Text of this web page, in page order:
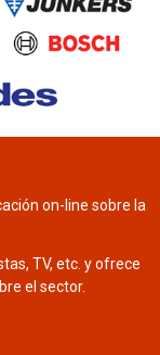
on-line sobre la
TV, etc. y ofrece
el sector.